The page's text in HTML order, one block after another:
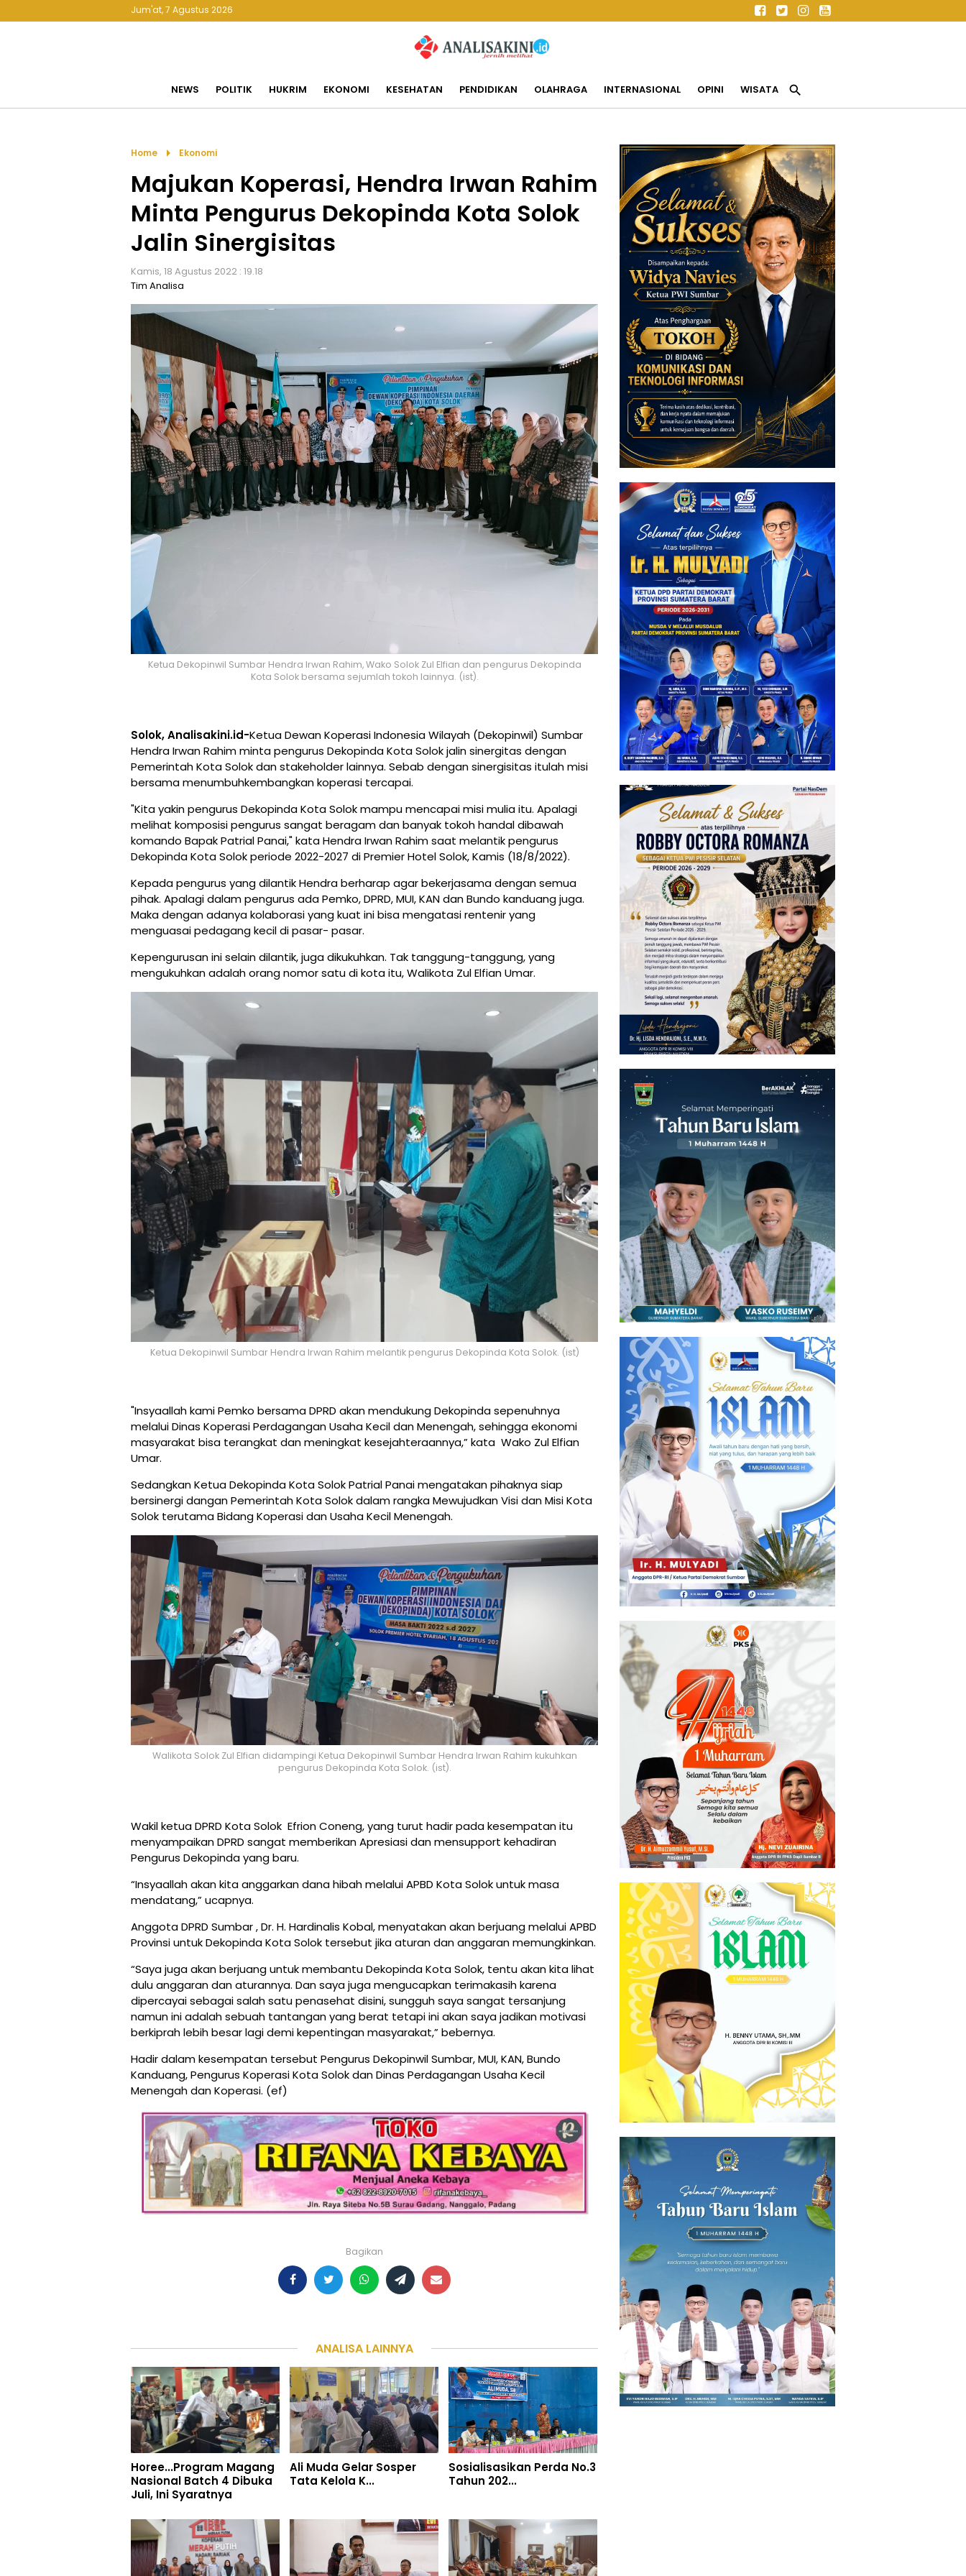
Jum'at, 7 Agustus 2026
NEWS POLITIK HUKRIM EKONOMI KESEHATAN PENDIDIKAN OLAHRAGA INTERNASIONAL OPINI WISATA search
Home arrow_right Ekonomi
Majukan Koperasi, Hendra Irwan Rahim
Minta Pengurus Dekopinda Kota Solok
Jalin Sinergisitas
Kamis, 18 Agustus 2022 : 19.18
Tim Analisa
Ketua Dekopinwil Sumbar Hendra Irwan Rahim, Wako Solok Zul Elfian dan pengurus Dekopinda
Kota Solok bersama sejumlah tokoh lainnya. (ist).
Solok, Analisakini.id-Ketua Dewan Koperasi Indonesia Wilayah (Dekopinwil) Sumbar
Hendra Irwan Rahim minta pengurus Dekopinda Kota Solok jalin sinergitas dengan
Pemerintah Kota Solok dan stakeholder lainnya. Sebab dengan sinergisitas itulah misi
bersama menumbuhkembangkan koperasi tercapai.
"Kita yakin pengurus Dekopinda Kota Solok mampu mencapai misi mulia itu. Apalagi
melihat komposisi pengurus sangat beragam dan banyak tokoh handal dibawah
komando Bapak Patrial Panai," kata Hendra Irwan Rahim saat melantik pengurus
Dekopinda Kota Solok periode 2022-2027 di Premier Hotel Solok, Kamis (18/8/2022).
Kepada pengurus yang dilantik Hendra berharap agar bekerjasama dengan semua
pihak. Apalagi dalam pengurus ada Pemko, DPRD, MUI, KAN dan Bundo kanduang juga.
Maka dengan adanya kolaborasi yang kuat ini bisa mengatasi rentenir yang
menguasai pedagang kecil di pasar- pasar.
Kepengurusan ini selain dilantik, juga dikukuhkan. Tak tanggung-tanggung, yang
mengukuhkan adalah orang nomor satu di kota itu, Walikota Zul Elfian Umar.
Ketua Dekopinwil Sumbar Hendra Irwan Rahim melantik pengurus Dekopinda Kota Solok. (ist)
"Insyaallah kami Pemko bersama DPRD akan mendukung Dekopinda sepenuhnya
melalui Dinas Koperasi Perdagangan Usaha Kecil dan Menengah, sehingga ekonomi
masyarakat bisa terangkat dan meningkat kesejahteraannya,” kata Wako Zul Elfian
Umar.
Sedangkan Ketua Dekopinda Kota Solok Patrial Panai mengatakan pihaknya siap
bersinergi dangan Pemerintah Kota Solok dalam rangka Mewujudkan Visi dan Misi Kota
Solok terutama Bidang Koperasi dan Usaha Kecil Menengah.
Walikota Solok Zul Elfian didampingi Ketua Dekopinwil Sumbar Hendra Irwan Rahim kukuhkan
pengurus Dekopinda Kota Solok. (ist).
Wakil ketua DPRD Kota Solok Efrion Coneng, yang turut hadir pada kesempatan itu
menyampaikan DPRD sangat memberikan Apresiasi dan mensupport kehadiran
Pengurus Dekopinda yang baru.
“Insyaallah akan kita anggarkan dana hibah melalui APBD Kota Solok untuk masa
mendatang,” ucapnya.
Anggota DPRD Sumbar , Dr. H. Hardinalis Kobal, menyatakan akan berjuang melalui APBD
Provinsi untuk Dekopinda Kota Solok tersebut jika aturan dan anggaran memungkinkan.
“Saya juga akan berjuang untuk membantu Dekopinda Kota Solok, tentu akan kita lihat
dulu anggaran dan aturannya. Dan saya juga mengucapkan terimakasih karena
dipercayai sebagai salah satu penasehat disini, sungguh saya sangat tersanjung
namun ini adalah sebuah tantangan yang berat tetapi ini akan saya jadikan motivasi
berkiprah lebih besar lagi demi kepentingan masyarakat,” bebernya.
Hadir dalam kesempatan tersebut Pengurus Dekopinwil Sumbar, MUI, KAN, Bundo
Kanduang, Pengurus Koperasi Kota Solok dan Dinas Perdagangan Usaha Kecil
Menengah dan Koperasi. (ef)
Bagikan
ANALISA LAINNYA
Horee...Program Magang
Nasional Batch 4 Dibuka
Juli, Ini Syaratnya
Ali Muda Gelar Sosper
Tata Kelola K...
Sosialisasikan Perda No.3
Tahun 202...